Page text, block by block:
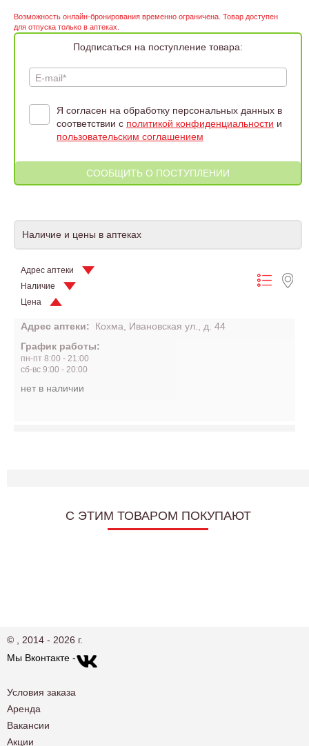
Возможность онлайн-бронирования временно ограничена. Товар доступен
для отпуска только в аптеках.
Подписаться на поступление товара:
E-mail*
Я согласен на обработку персональных данных в
соответствии с политикой конфиденциальности и
пользовательским соглашением
Наличие и цены в аптеках
Адрес аптеки
Наличие
Цена
Адрес аптеки:
Кохма, Ивановская ул., д. 44
График работы:
пн-пт 8:00 - 21:00
сб-вс 9:00 - 20:00
нет в наличии
C ЭТИМ ТОВАРОМ ПОКУПАЮТ
© , 2014 - 2026 г.
Мы Вконтакте -
Условия заказа
Аренда
Вакансии
Акции